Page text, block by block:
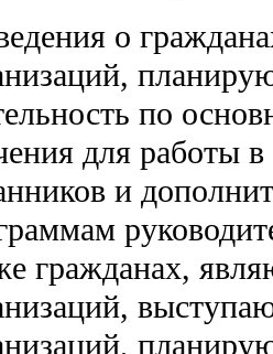
о
по
для работы
и
гражданах,